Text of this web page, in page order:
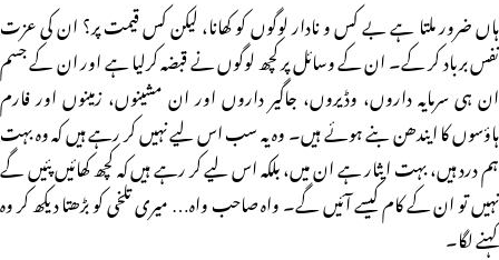
ہاں ضرور ملتا ہے بے کس و نادار لوگوں کو کھانا، لیکن کس قیمت پر؟ ان کی عزت
نفس برباد کر کے۔ ان کے وسائل پر کچھ لوگوں نے قبضہ کرلیا ہے اور ان کے جسم
ان ہی سرمایہ داروں، وڈیروں، جاگیر داروں اور ان مشینوں، زمینوں اور فارم
ہاؤسوں کا ایندھن بنے ہوئے ہیں۔ وہ یہ سب اس لیے نہیں کر رہے ہیں کہ وہ بہت
ہم درد ہیں، بہت ایثار ہے ان میں، بلکہ اس لیے کر رہے ہیں کہ کچھ کھائیں پئیں گے
نہیں تو ان کے کام کیسے آئیں گے۔ واہ صاحب واہ… میری تلخی کو بڑھتا دیکھ کر وہ
کہنے لگا۔